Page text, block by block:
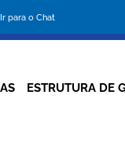
Ir para o Chat
ESTRUTURA DE